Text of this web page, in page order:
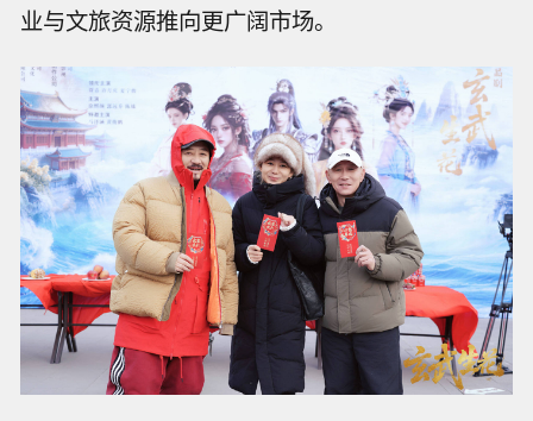
业与文旅资源推向更广阔市场。